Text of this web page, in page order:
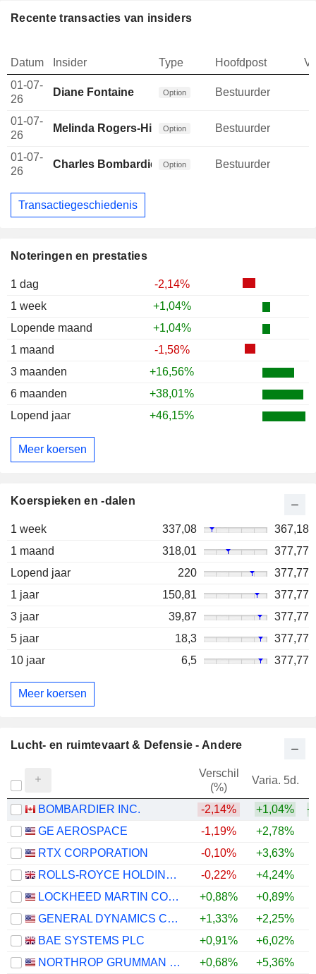
Noteringen en prestaties
1 dag
-2,14%
1 week
+1,04%
Lopende maand
+1,04%
1 maand
-1,58%
3 maanden
+16,56%
6 maanden
+38,01%
Lopend jaar
+46,15%
Meer koersen
Koerspieken en -dalen
1 week 337,08
367,18
1 maand
318,01
377,77
Lopend jaar
220
377,77
1 jaar
150,81
377,77
3 jaar
39,87
377,77
5 jaar
18,3
377,77
10 jaar
6,5 377,77
Meer koersen
Recente transacties van insiders
Datum Insider Type Hoofdpost
01-07-
26
Diane Fontaine Option Bestuurder
01-07-
26
Melinda Rogers-HixonOption Bestuurder
01-07-
26
Charles Bombardier Option Bestuurder
Transactiegeschiedenis
Lucht- en ruimtevaart & Defensie - Andere
Verschil
(%)
Varia. 5d.
BOMBARDIER INC. -2,14% +1,04%
GE AEROSPACE
-1,19% +2,78%
RTX CORPORATION
-0,10% +3,63%
ROLLS-ROYCE HOLDINGS PLC
-0,22% +4,24%
LOCKHEED MARTIN CORPORATION
+0,88% +0,89%
GENERAL DYNAMICS CORPORATION
+1,33% +2,25%
BAE SYSTEMS PLC
+0,91% +6,02%
NORTHROP GRUMMAN CORPORATION
+0,68% +5,36%